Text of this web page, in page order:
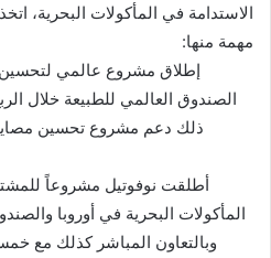
الاستدامة في المأكولات البحرية،
مهمة منها:
ذلك دعم مشروع تحسين مصايد
المأكولات البحرية في أوروبا
وبالتعاون المباشر كذلك مع